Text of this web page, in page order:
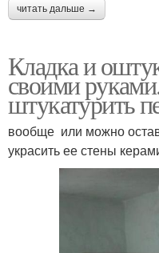
читать дальше →
Кладка и
своими
штукатурить
вообще или можно
украсить ее стены